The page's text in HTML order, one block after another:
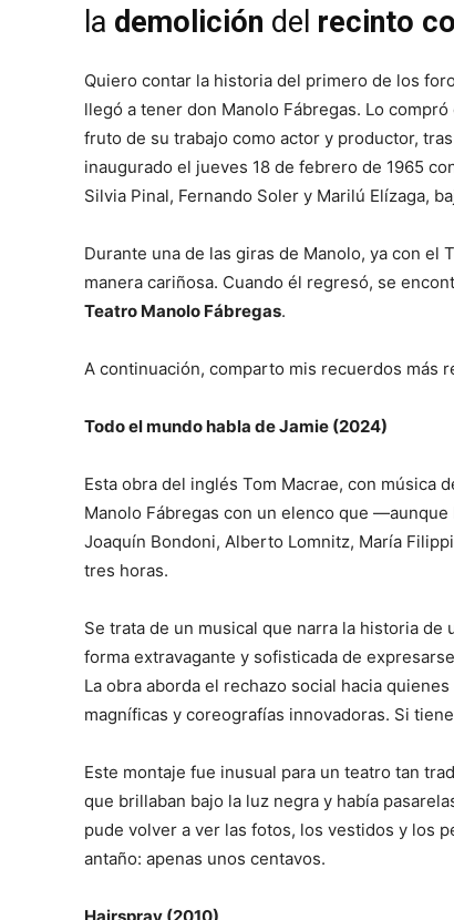
la demolición del recinto
Quiero contar la historia del primero de los
llegó a tener don Manolo Fábregas. Lo compró
fruto de su trabajo como actor y productor,
inaugurado el jueves 18 de febrero de 1965
Silvia Pinal, Fernando Soler y Marilú Elízaga,
Durante una de las giras de Manolo, ya con el
manera cariñosa. Cuando él regresó, se
Teatro Manolo Fábregas.
A continuación, comparto mis recuerdos más
Todo el mundo habla de Jamie (2024)
Esta obra del inglés Tom Macrae, con música
Manolo Fábregas con un elenco que
Joaquín Bondoni, Alberto Lomnitz, María
tres horas.
Se trata de un musical que narra la historia
forma extravagante y sofisticada de
La obra aborda el rechazo social hacia
magníficas y coreografías innovadoras. Si
Este montaje fue inusual para un teatro tan
que brillaban bajo la luz negra y había
pude volver a ver las fotos, los vestidos y los
antaño: apenas unos centavos.